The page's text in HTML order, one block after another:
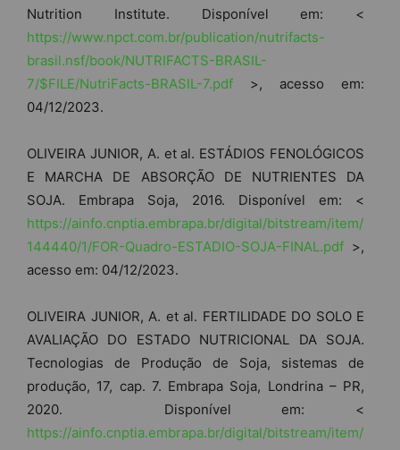
Nutrition Institute. Disponível em: <
https://www.npct.com.br/publication/nutrifacts-
brasil.nsf/book/NUTRIFACTS-BRASIL-
7/$FILE/NutriFacts-BRASIL-7.pdf >, acesso em:
04/12/2023.
OLIVEIRA JUNIOR, A. et al. ESTÁDIOS FENOLÓGICOS
E MARCHA DE ABSORÇÃO DE NUTRIENTES DA
SOJA. Embrapa Soja, 2016. Disponível em: <
https://ainfo.cnptia.embrapa.br/digital/bitstream/item/
144440/1/FOR-Quadro-ESTADIO-SOJA-FINAL.pdf >,
acesso em: 04/12/2023.
OLIVEIRA JUNIOR, A. et al. FERTILIDADE DO SOLO E
AVALIAÇÃO DO ESTADO NUTRICIONAL DA SOJA.
Tecnologias de Produção de Soja, sistemas de
produção, 17, cap. 7. Embrapa Soja, Londrina – PR,
2020. Disponível em: <
https://ainfo.cnptia.embrapa.br/digital/bitstream/item/